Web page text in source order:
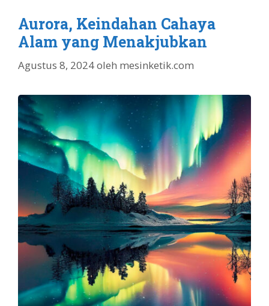
Aurora, Keindahan Cahaya
Alam yang Menakjubkan
Agustus 8, 2024oleh mesinketik.com